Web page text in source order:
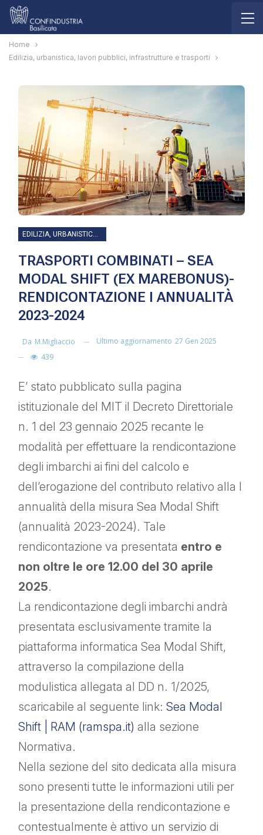
Home
Edilizia, urbanistica, lavori pubblici, infrastrutture e trasporti
EDILIZIA, URBANISTICA, LAVORI PUBBLICI, INFRASTRUTTURE E TRASPORTI
TRASPORTI COMBINATI – SEA
MODAL SHIFT (EX MAREBONUS)-
RENDICONTAZIONE I ANNUALITÀ
2023-2024
Da M.migliaccio Ultimo aggiornamento 27 Gen 2025
439
E’ stato pubblicato sulla pagina
istituzionale del MIT il Decreto Direttoriale
n. 1 del 23 gennaio 2025 recante le
modalità per effettuare la rendicontazione
degli imbarchi ai fini del calcolo e
dell’erogazione del contributo relativo alla I
annualità della misura Sea Modal Shift
(annualità 2023-2024). Tale
rendicontazione va presentata entro e
non oltre le ore 12.00 del 30 aprile
2025.
La rendicontazione degli imbarchi andrà
presentata esclusivamente tramite la
piattaforma informatica Sea Modal Shift,
attraverso la compilazione della
modulistica allegata al DD n. 1/2025,
scaricabile al seguente link: Sea Modal
Shift | RAM (ramspa.it) alla sezione
Normativa.
Nella sezione del sito dedicata alla misura
sono presenti tutte le informazioni utili per
la presentazione della rendicontazione e
contestualmente è attivo un servizio di